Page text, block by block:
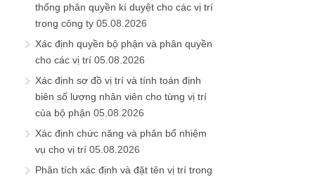
thống phân quyền kí duyệt cho các vị trí
trong công ty 05.08.2026
Xác định quyền bộ phận và phân quyền
cho các vị trí 05.08.2026
Xác định sơ đồ vị trí và tính toán định
biên số lượng nhân viên cho từng vị trí
của bộ phận 05.08.2026
Xác định chức năng và phân bổ nhiệm
vụ cho vị trí 05.08.2026
Phân tích xác định và đặt tên vị trí trong